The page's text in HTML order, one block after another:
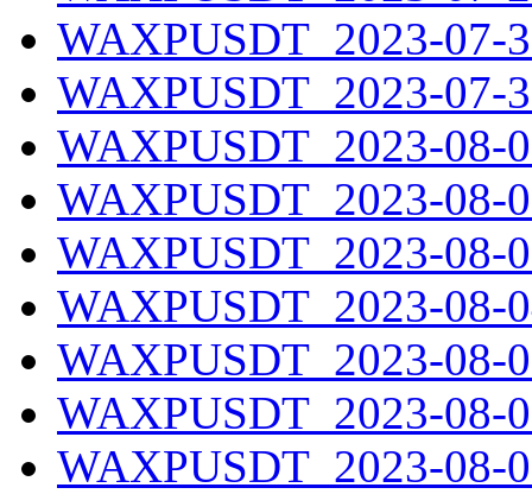
WAXPUSDT_2023-07-
WAXPUSDT_2023-07-
WAXPUSDT_2023-08-
WAXPUSDT_2023-08-
WAXPUSDT_2023-08-
WAXPUSDT_2023-08-
WAXPUSDT_2023-08-
WAXPUSDT_2023-08-
WAXPUSDT_2023-08-